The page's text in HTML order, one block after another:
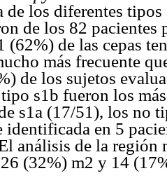
de los diferentes
de los 82
(62%) de las cepas
más frecuente
de los sujetos
s1b fueron los
s1a (17/51), los no
identificada en 5
análisis de la región
(32%) m2 y 14